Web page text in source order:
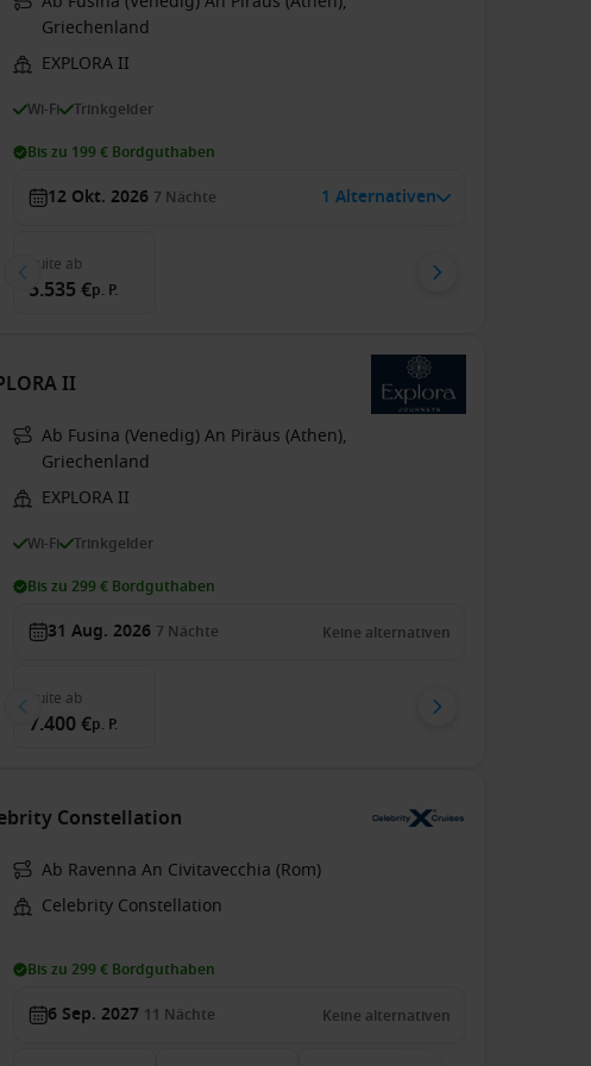
Griechenland
EXPLORA II
Wi-Fi Trinkgelder
Bis zu 199 € Bordguthaben
12 Okt. 2026 7 Nächte 1 Alternativen
Suite ab
5.535 €p. P.
II
Ab Fusina (Venedig) An Piräus (Athen),
Griechenland
EXPLORA II
Wi-Fi Trinkgelder
Bis zu 299 € Bordguthaben
31 Aug. 2026 7 Nächte Keine alternativen
Suite ab
7.400 €p. P.
Constellation
Ab Ravenna An Civitavecchia (Rom)
Celebrity Constellation
Bis zu 299 € Bordguthaben
6 Sep. 2027 11 Nächte Keine alternativen